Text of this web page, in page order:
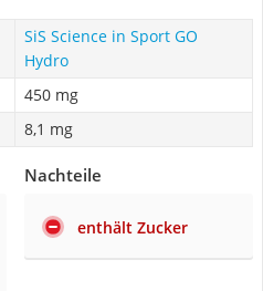
SiS Science in Sport GO
Hydro
450 mg
8,1 mg
Nachteile
enthält Zucker